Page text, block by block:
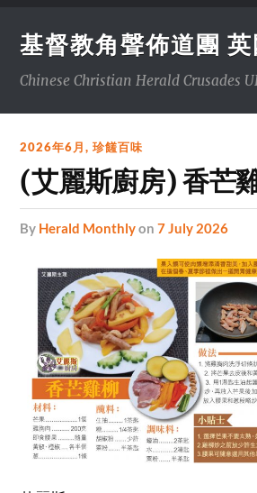
基督教角聲佈道團 英
Chinese Christian Herald Crusades
2026年6月,珍饈百味
(艾麗斯廚房) 香芒
by Herald Monthlyon7 July 2026